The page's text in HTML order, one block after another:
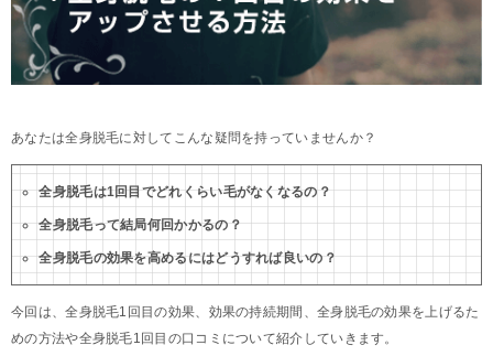
あなたは全身脱毛に対してこんな疑問を持っていませんか？
全身脱毛は1回目でどれくらい毛がなくなるの？
全身脱毛って結局何回かかるの？
全身脱毛の効果を高めるにはどうすれば良いの？
今回は、全身脱毛1回目の効果、効果の持続期間、全身脱毛の効果を上げるた
めの方法や全身脱毛1回目の口コミについて紹介していきます。